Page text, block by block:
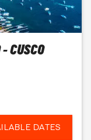
CUSCO
DATES